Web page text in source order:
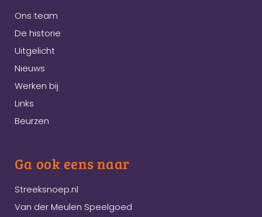
Ons team
De historie
Uitgelicht
Nieuws
Werken bij
Links
Beurzen
Ga ook eens naar
Streeksnoep.nl
Van der Meulen Speelgoed